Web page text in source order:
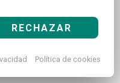
RECHAZAR
Política de cookies